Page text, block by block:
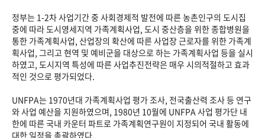
정부는 1-2차 사업기간 중 사회경제적 발전에 따른 농촌인구의 도시집
중에 따라 도시영세지역 가족계획사업, 도시 중산층을 위한 종합병원을
통한 가족계획사업, 산업장의 확산에 따른 사업장 근로자를 위한 가족계
획사업, 그리고 현역 및 예비군을 대상으로 하는 가족계획사업 등을 실시
하였고, 도시지역 특성에 따른 사업추진전략은 매우 시의적절하고 효과
적인 것으로 평가되었다.
UNFPA는 1970년대 가족계획사업 평가 조사, 전국출산력 조사 등 연구
와 사업 예산을 지원하였으며, 1980년 10월에 UNFPA 사업 평가단 내
한에 따른 국내 카운터 파트로 가족계획연구원이 지정되어 국내 활동에
대한 일정을 총괄하였다.